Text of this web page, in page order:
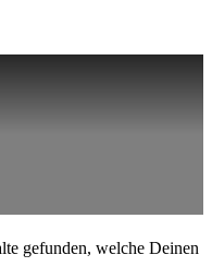
gefunden, welche Deinen